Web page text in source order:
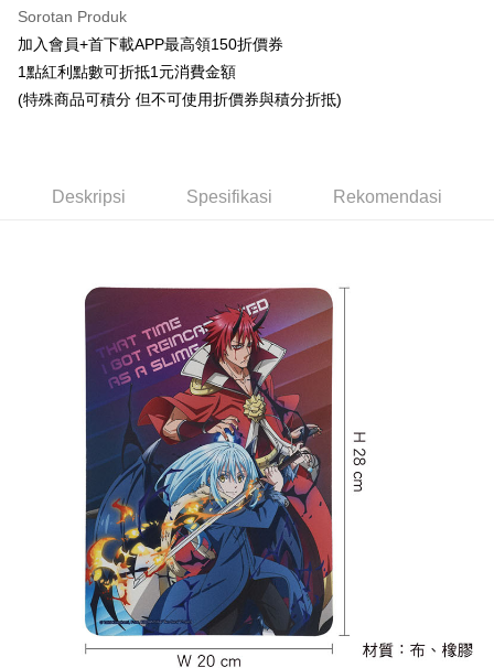
Apple Pay
Easy Wallet
Tunai semasa Penghantaran
全家取貨付款
NT$65/pesanan | Penghantaran percuma untuk pesanan
NT$1,300 atau lebih
付款後全家取貨
NT$65/pesanan | Penghantaran percuma untuk pesanan
NT$1,300 atau lebih
(不開放使用，請勿選取）
NT$9,999/pesanan
7-11取貨付款
NT$65/pesanan | Penghantaran percuma untuk pesanan
NT$1,300 atau lebih
付款後7-11取貨
Sorotan Produk
加入會員+首下載APP最高領150折價券
1點紅利點數可折抵1元消費金額
(特殊商品可積分 但不可使用折價券與積分折抵)
Deskripsi Spesifikasi Rekomendasi